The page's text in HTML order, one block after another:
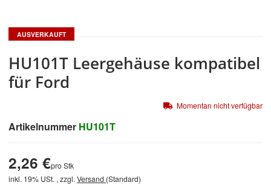
AUSVERKAUFT
HU101T Leergehäuse kompatibel
für Ford
Artikelnummer HU101T
2,26 €pro Stk
inkl. 19% USt. , zzgl. Versand (Standard)
Momentan nicht verfügbar